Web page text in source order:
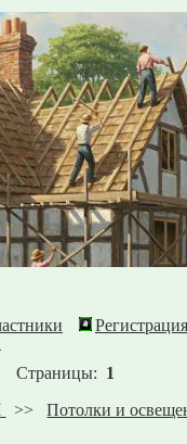
Регистрация
Страницы: 1
>>Потолки и